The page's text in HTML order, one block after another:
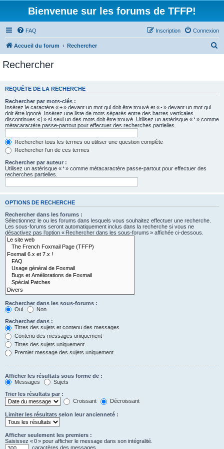
Bienvenue sur les forums de TFFP!
FAQ Connexion
Inscription
Accueil du forum Rechercher
e
Rechercher
REQUÊTE DE LA RECHERCHE
Rechercher par mots-clés :
Insérez le caractère « + » devant un mot qui doit être trouvé et « - » devant un mot qui
doit être ignoré. Insérez une liste de mots séparés entre des barres verticales
discontinues « | » si seul un des mots doit être trouvé. Utilisez un astérisque « * » comme
métacaractère passe-partout pour effectuer des recherches partielles.
Rechercher tous les termes ou utiliser une question complète
Rechercher l’un de ces termes
Rechercher par auteur :
Utilisez un astérisque « * » comme métacaractère passe-partout pour effectuer des
recherches partielles.
OPTIONS DE RECHERCHE
Rechercher dans les forums :
Sélectionnez le ou les forums dans lesquels vous souhaitez effectuer une recherche.
Les sous-forums seront automatiquement inclus dans la recherche si vous ne
désactivez pas l’option « Rechercher dans les sous-forums » affichée ci-dessous.
Rechercher dans les sous-forums :
Oui
Non
Rechercher dans :
Titres des sujets et contenu des messages
Contenu des messages uniquement
Titres des sujets uniquement
Premier message des sujets uniquement
Afficher les résultats sous forme de :
Messages
Sujets
Trier les résultats par :
Croissant
Décroissant
Limiter les résultats selon leur ancienneté :
Afficher seulement les premiers :
Saisissez « 0 » pour afficher le message dans son intégralité.
caractères des messages